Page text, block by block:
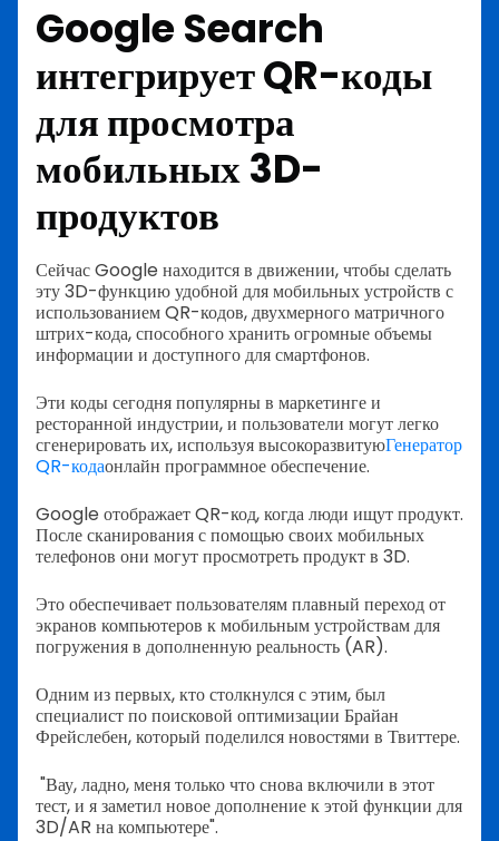
Google Search
интегрирует QR-коды
для просмотра
мобильных 3D-
продуктов
Сейчас Google находится в движении, чтобы сделать
эту 3D-функцию удобной для мобильных устройств с
использованием QR-кодов, двухмерного матричного
штрих-кода, способного хранить огромные объемы
информации и доступного для смартфонов.
Эти коды сегодня популярны в маркетинге и
ресторанной индустрии, и пользователи могут легко
сгенерировать их, используя высокоразвитуюГенератор
QR-кодаонлайн программное обеспечение.
Google отображает QR-код, когда люди ищут продукт.
После сканирования с помощью своих мобильных
телефонов они могут просмотреть продукт в 3D.
Это обеспечивает пользователям плавный переход от
экранов компьютеров к мобильным устройствам для
погружения в дополненную реальность (AR).
Одним из первых, кто столкнулся с этим, был
специалист по поисковой оптимизации Брайан
Фрейслебен, который поделился новостями в Твиттере.
"Вау, ладно, меня только что снова включили в этот
тест, и я заметил новое дополнение к этой функции для
3D/AR на компьютере".